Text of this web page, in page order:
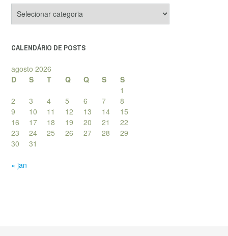
de
CALENDÁRIO DE POSTS
agosto 2026
D
S T Q Q S
S
1
2
3 4 5 6 7
8
9
10 11 12 13 14
15
16
17 18 19 20 21
22
23
24 25 26 27 28
29
30
31
« jan